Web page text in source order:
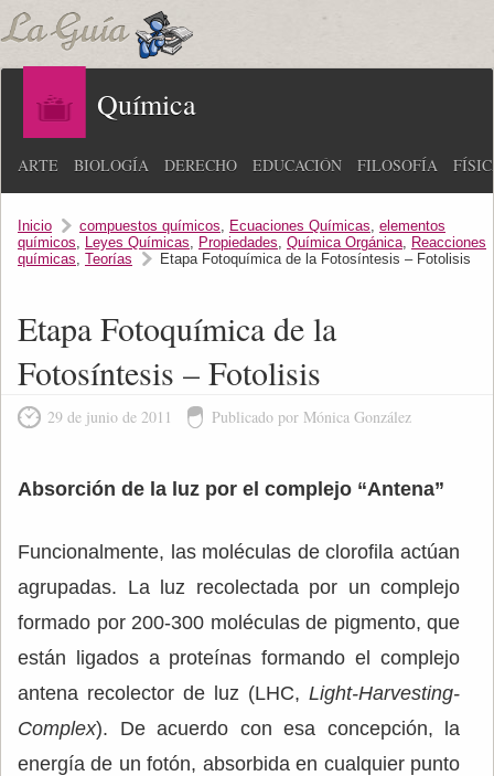
Química
ARTE BIOLOGÍA DERECHO EDUCACIÓN FILOSOFÍA
Inicio compuestos químicos, Ecuaciones Químicas, elementos
químicos, Leyes Químicas, Propiedades, Química Orgánica, Reacciones
químicas, Teorías Etapa Fotoquímica de la Fotosíntesis – Fotolisis
Etapa Fotoquímica de la
Fotosíntesis – Fotolisis
29 de junio de 2011 Publicado por Mónica González
Absorción de la luz por el complejo “Antena”
Funcionalmente, las moléculas de clorofila actúan
agrupadas. La luz recolectada por un complejo
formado por 200-300 moléculas de pigmento, que
están ligados a proteínas formando el complejo
antena recolector de luz (LHC, Light-Harvesting-
Complex). De acuerdo con esa concepción, la
energía de un fotón, absorbida en cualquier punto